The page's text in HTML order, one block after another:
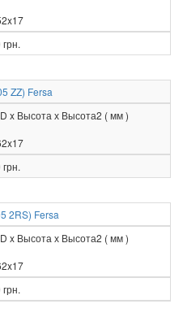
ZZ) Fersa
x Высота х Высота2 ( мм )
2RS) Fersa
x Высота х Высота2 ( мм )